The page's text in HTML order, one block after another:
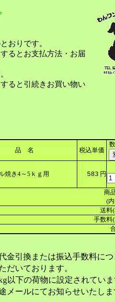
おりです。
るとお支払方法・お届
ると引続きお買い物い
品 名 税込単価
焼き4～5ｋｇ用 583 円
商
(
送料
手数料
金引換または振込手数料に
だいております。
以下の荷物に設定されてい
メールにてお知らせいたし